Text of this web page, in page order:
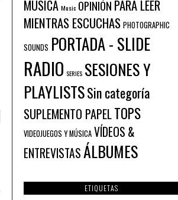
MÚSICA Music OPINIÓN PARA LEER
MIENTRAS ESCUCHAS PHOTOGRAPHIC
SOUNDS PORTADA - SLIDE
RADIO SERIES SESIONES Y
PLAYLISTSSin categoría
SUPLEMENTO PAPELTOPS
VIDEOJUEGOS Y MÚSICA VÍDEOS &
ENTREVISTASÁLBUMES
ETIQUETAS